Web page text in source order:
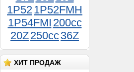
1P521P52FMH
1P54FMI 200cc
20Z250cc36Z
ХИТ ПРОДАЖ
Хомут 08-12 мм (9 мм)
25руб.